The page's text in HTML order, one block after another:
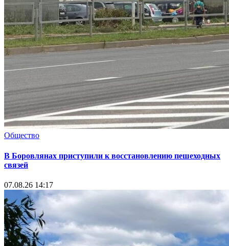
Общество
В Боровлянах приступили к восстановлению пешеходных
связей
07.08.26 14:17